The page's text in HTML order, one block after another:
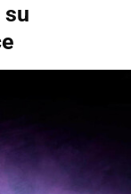
su